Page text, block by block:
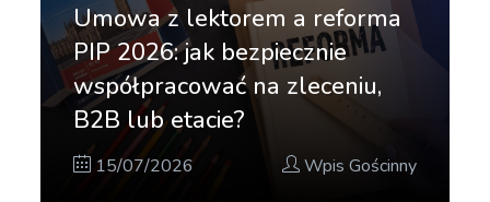
Umowa z lektorem a reforma
PIP 2026: jak bezpiecznie
współpracować na zleceniu,
B2B lub etacie?
15/07/2026 Wpis Gościnny